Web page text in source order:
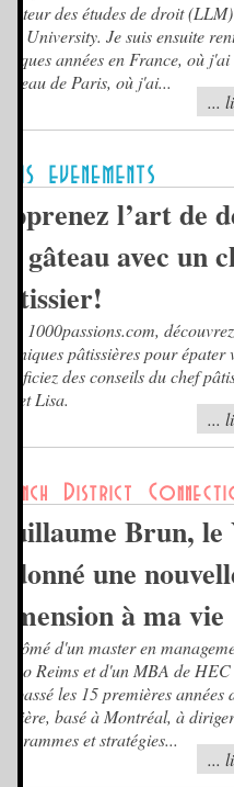
effecteur des études de droit
York University. Je suis ensuite
quelques années en France, où
barreau de Paris, où j'ai...
...
Apprenez l’art de
un gâteau avec un
pâtissier!
Avec 1000passions.com,
techniques pâtissières pour épater
bénéficiez des conseils du chef
Sweet Lisa.
...
Guillaume Brun, le
a donné une
dimension à ma vie
Diplômé d'un master en
de Co Reims et d'un MBA de
j'ai passé les 15 premières années
carrière, basé à Montréal, à
programmes et stratégies...
...